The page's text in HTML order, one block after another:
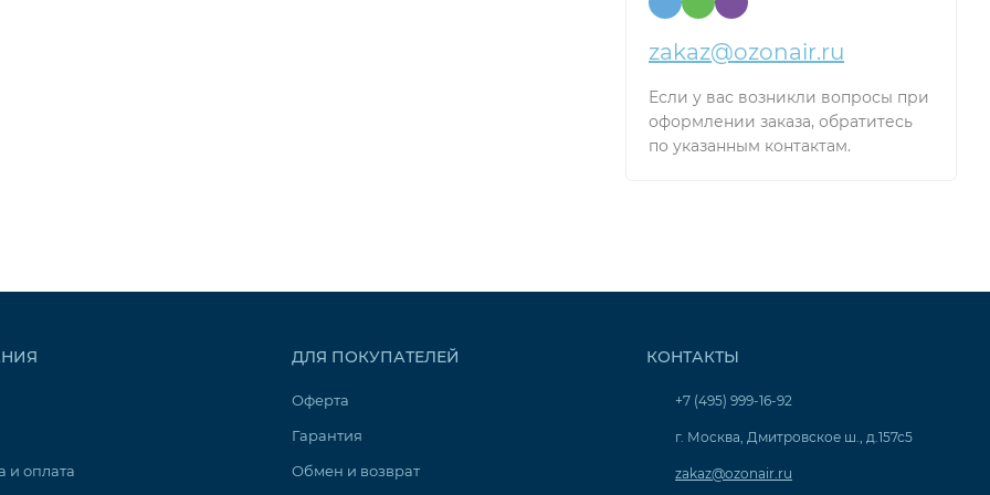
и постнагревателем
zakaz@ozonair.ru
Если у вас возникли вопросы при
оформлении заказа, обратитесь
по указанным контактам.
и оплата
ДЛЯ ПОКУПАТЕЛЕЙ
Оферта
Гарантия
Обмен и возврат
КОНТАКТЫ
+7 (495) 999-16-92
г. Москва, Дмитровское ш., д.157с5
zakaz@ozonair.ru